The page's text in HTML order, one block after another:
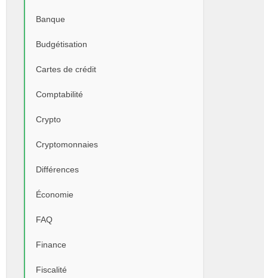
Banque
Budgétisation
Cartes de crédit
Comptabilité
Crypto
Cryptomonnaies
Différences
Économie
FAQ
Finance
Fiscalité